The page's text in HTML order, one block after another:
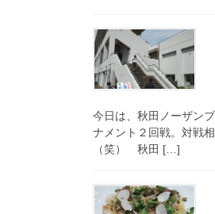
今日は、秋田ノーザン
ナメント２回戦。対戦
（笑） 秋田 […]